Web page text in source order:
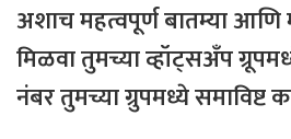
अशाच महत्वपूर्ण बातम्या आणि
मिळवा तुमच्या व्हॉट्सअँप
नंबरतुमच्याग्रुपमध्येसमाविष्ट